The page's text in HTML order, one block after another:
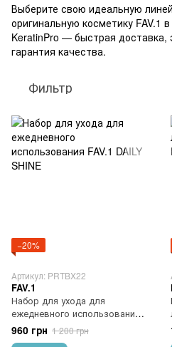
Выберите свою идеальную
оригинальную косметику FAV.1
KeratinPro — быстрая доставка,
гарантия качества.
Фильтр
−20%
Артикул: PRTBX22
FAV.1
Набор для ухода для
ежедневного использования
FAV.1 DAILY SHINE
960 грн 1 200 грн